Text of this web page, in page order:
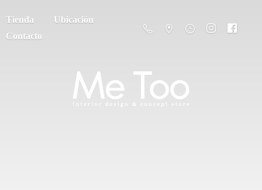
Tienda
Ubicación
Contacto